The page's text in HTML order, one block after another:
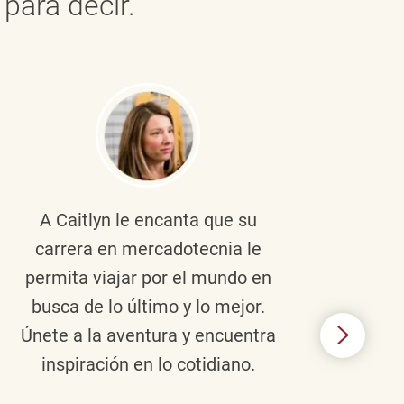
A Caitlyn le encanta que su
carrera en mercadotecnia le
permita viajar por el mundo en
busca de lo último y lo mejor.
Únete a la aventura y encuentra
inspiración en lo cotidiano.